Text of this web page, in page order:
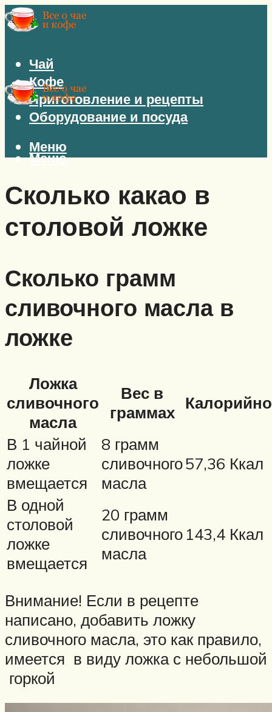
Чай
Кофе
Приготовление и рецепты
Оборудование и посуда
Меню
Меню
Сколько какао в
столовой ложке
Сколько грамм
сливочного масла в
ложке
Ложка
сливочного
масла
Вес в
граммах
В 1 чайной
ложке
вмещается
8 грамм
сливочного
масла
57,36 Ккал
В одной
столовой
ложке
вмещается
20 грамм
сливочного
масла
143,4 Ккал
Внимание! Если в рецепте
написано, добавить ложку
сливочного масла, это как правило,
имеется в виду ложка с небольшой
горкой